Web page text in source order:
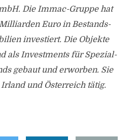
Die Immac-Gruppe hat
Euro in Bestands-
investiert. Die Objekte
als Investments für Spezial-
gebaut und erworben. Sie
und Österreich tätig.